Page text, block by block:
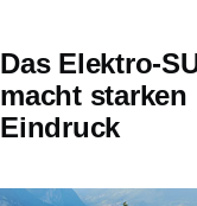
Das Elektro-
macht
Eindruck